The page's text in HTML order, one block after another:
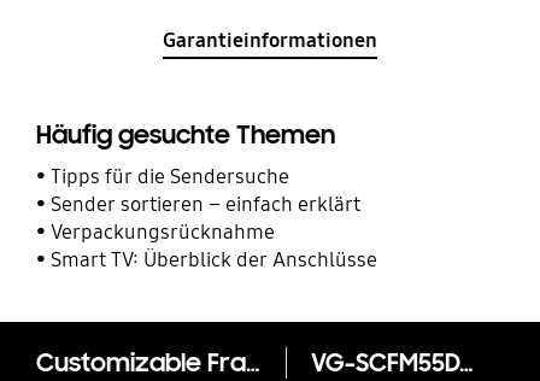
Garantieinformationen
Häufig gesuchte Themen
Tipps für die Sendersuche
Sender sortieren – einfach erklärt
Verpackungsrücknahme
Smart TV: Überblick der Anschlüsse
Customizable Frame 55" (2019) VG-SCFM55DW